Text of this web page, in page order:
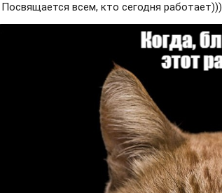
Посвящается всем, кто сегодня работает)))